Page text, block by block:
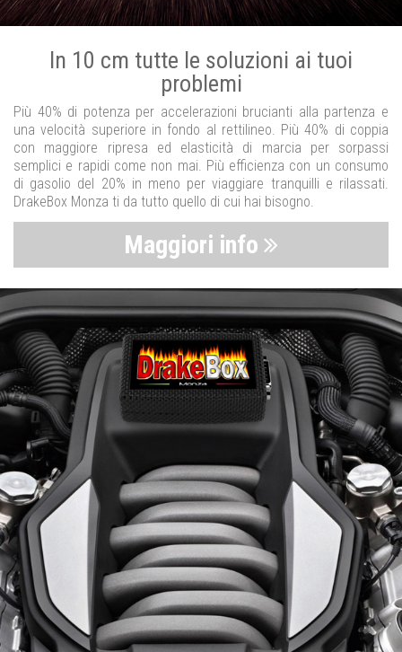
In 10 cm tutte le soluzioni ai tuoi
problemi
Più 40% di potenza per accelerazioni brucianti alla partenza e
una velocità superiore in fondo al rettilineo. Più 40% di coppia
con maggiore ripresa ed elasticità di marcia per sorpassi
semplici e rapidi come non mai. Più efficienza con un consumo
di gasolio del 20% in meno per viaggiare tranquilli e rilassati.
DrakeBox Monza ti da tutto quello di cui hai bisogno.
Maggiori info